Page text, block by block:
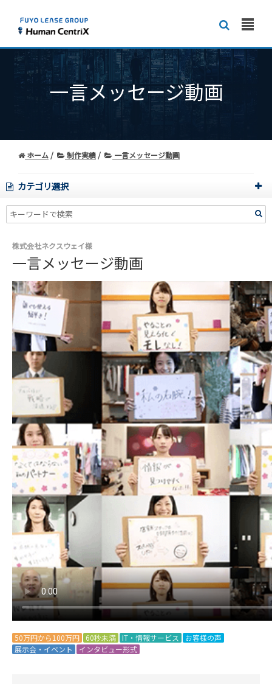
一言メッセージ動画
ホーム 制作実績 一言メッセージ動画
カテゴリ選択
株式会社ネクスウェイ様
一言メッセージ動画
50万円から100万円 60秒未満 IT・情報サービス
お客様の声
展示会・イベント
インタビュー形式